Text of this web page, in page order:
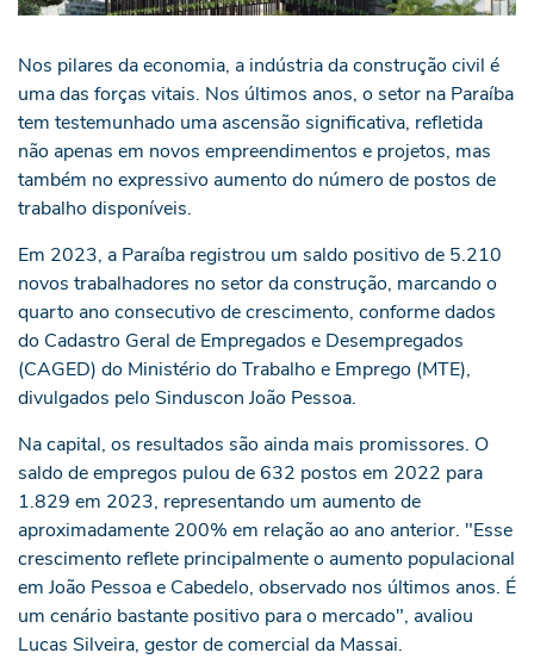
Nos pilares da economia, a indústria da construção civil é
uma das forças vitais. Nos últimos anos, o setor na Paraíba
tem testemunhado uma ascensão significativa, refletida
não apenas em novos empreendimentos e projetos, mas
também no expressivo aumento do número de postos de
trabalho disponíveis.
Em 2023, a Paraíba registrou um saldo positivo de 5.210
novos trabalhadores no setor da construção, marcando o
quarto ano consecutivo de crescimento, conforme dados
do Cadastro Geral de Empregados e Desempregados
(CAGED) do Ministério do Trabalho e Emprego (MTE),
divulgados pelo Sinduscon João Pessoa.
Na capital, os resultados são ainda mais promissores. O
saldo de empregos pulou de 632 postos em 2022 para
1.829 em 2023, representando um aumento de
aproximadamente 200% em relação ao ano anterior. "Esse
crescimento reflete principalmente o aumento populacional
em João Pessoa e Cabedelo, observado nos últimos anos. É
um cenário bastante positivo para o mercado", avaliou
Lucas Silveira, gestor de comercial da Massai.